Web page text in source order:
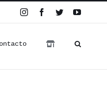
InstagramFacebook
Twitter